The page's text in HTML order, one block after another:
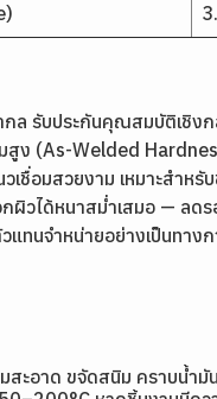
ล รับประกันคุณสมบัติเชิง
สูง (As-Welded
เชื่อมสวยงาม เหมาะสำหรั
ผิวได้หนาสม่ำเสมอ — ลด
แทนจำหน่ายอย่างเป็นทา
สะอาด ขจัดสนิม คราบน้ำ